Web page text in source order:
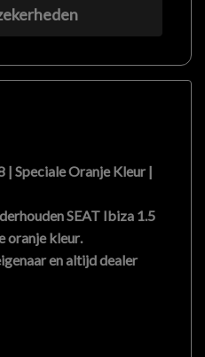
| Speciale Oranje Kleur |
SEAT Ibiza 1.5
oranje kleur.
en altijddealer